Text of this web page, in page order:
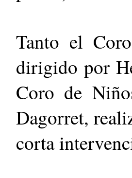
Tanto el
dirigido por
Coro de
Dagorret,
corta